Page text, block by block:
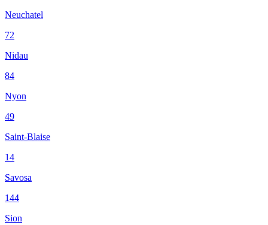
Neuchatel
72
Nidau
84
Nyon
49
Saint-Blaise
14
Savosa
144
Sion